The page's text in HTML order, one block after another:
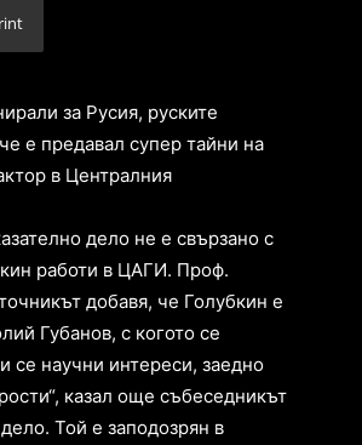
за Русия, руските
е предавал супер тайни на
в Централния
дело не е свързано с
работи в ЦАГИ. Проф.
добавя, че Голубкин е
Губанов, с когото се
се научни интереси, заедно
казал още събеседникът
Той е заподозрян в